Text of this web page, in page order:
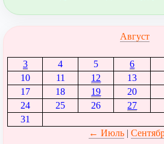
Август
3
4 5 6
10
11 12 13
17
18 19 20
24
25 26 27
31
← Июль|